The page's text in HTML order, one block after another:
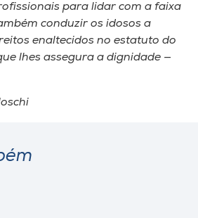
para lidar com a faixa
conduzir os idosos a
enaltecidos no estatuto do
lhes assegura a dignidade —